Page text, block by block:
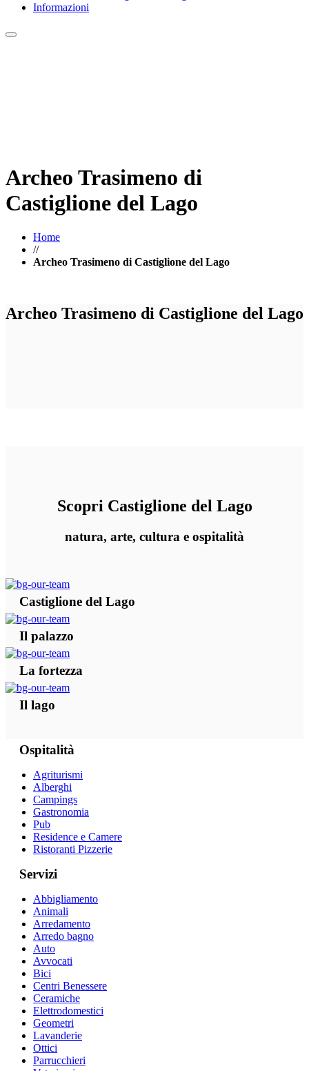
Informazioni
Archeo Trasimeno di
Castiglione del Lago
Home
//
Archeo Trasimeno di Castiglione del Lago
Archeo Trasimeno di Castiglione del Lago
Scopri Castiglione del Lago
natura, arte, cultura e ospitalità
Castiglione del Lago
Il palazzo
La fortezza
Il lago
Ospitalità
Agriturismi
Alberghi
Campings
Gastronomia
Pub
Residence e Camere
Ristoranti Pizzerie
Servizi
Abbigliamento
Animali
Arredamento
Arredo bagno
Auto
Avvocati
Bici
Centri Benessere
Ceramiche
Elettrodomestici
Geometri
Lavanderie
Ottici
Parrucchieri